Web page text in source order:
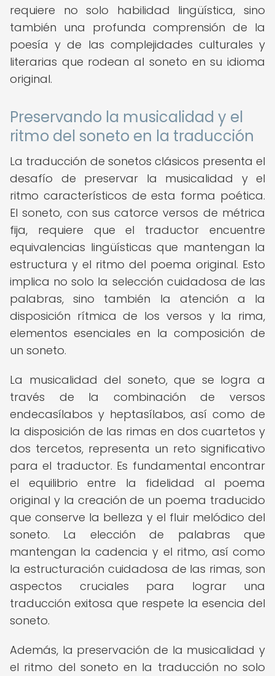
requiere no solo habilidad lingüística, sino
también una profunda comprensión de la
poesía y de las complejidades culturales y
literarias que rodean al soneto en su idioma
original.
Preservando la musicalidad y el
ritmo del soneto en la traducción
La traducción de sonetos clásicos presenta el
desafío de preservar la musicalidad y el
ritmo característicos de esta forma poética.
El soneto, con sus catorce versos de métrica
fija, requiere que el traductor encuentre
equivalencias lingüísticas que mantengan la
estructura y el ritmo del poema original. Esto
implica no solo la selección cuidadosa de las
palabras, sino también la atención a la
disposición rítmica de los versos y la rima,
elementos esenciales en la composición de
un soneto.
La musicalidad del soneto, que se logra a
través de la combinación de versos
endecasílabos y heptasílabos, así como de
la disposición de las rimas en dos cuartetos y
dos tercetos, representa un reto significativo
para el traductor. Es fundamental encontrar
el equilibrio entre la fidelidad al poema
original y la creación de un poema traducido
que conserve la belleza y el fluir melódico del
soneto. La elección de palabras que
mantengan la cadencia y el ritmo, así como
la estructuración cuidadosa de las rimas, son
aspectos cruciales para lograr una
traducción exitosa que respete la esencia del
soneto.
Además, la preservación de la musicalidad y
el ritmo del soneto en la traducción no solo